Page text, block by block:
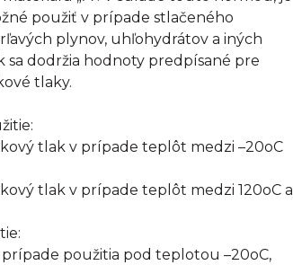
použiť v prípade stlačeného
plynov, uhľohydrátov a iných
sa dodržia hodnoty predpísané pre
tlaky.
tlak v prípade teplôt medzi –20oC
tlak v prípade teplôt medzi 120oC a
prípade použitia pod teplotou –20oC,